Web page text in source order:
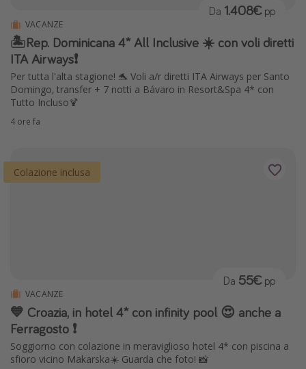
VACANZE
🏝️Rep. Dominicana 4* All Inclusive ☀️ con voli diretti
ITA Airways❗️
Per tutta l'alta stagione! 🐬 Voli a/r diretti ITA Airways per Santo
Domingo, transfer + 7 notti a Bávaro in Resort&Spa 4* con
Tutto Incluso🍹
Da 1.408€ pp
4 ore fa
Colazione inclusa
VACANZE
💙 Croazia, in hotel 4* con infinity pool 😍 anche a
Ferragosto ❗️
Soggiorno con colazione in meraviglioso hotel 4* con piscina a
sfioro vicino Makarska☀️ Guarda che foto! 📸
Da 55€ pp